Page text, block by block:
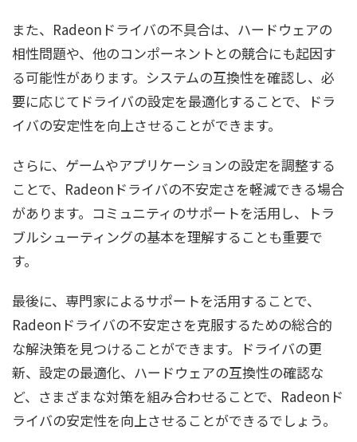
また、Radeonドライバの不具合は、ハードウェアの
相性問題や、他のコンポーネントとの競合にも起因す
る可能性があります。システムの互換性を確認し、必
要に応じてドライバの設定を最適化することで、ドラ
イバの安定性を向上させることができます。
さらに、ゲームやアプリケーションの設定を調整する
ことで、Radeonドライバの不安定さを軽減できる場合
があります。コミュニティのサポートを活用し、トラ
ブルシューティングの基本を理解することも重要で
す。
最後に、専門家によるサポートを活用することで、
Radeonドライバの不安定さを克服するための総合的
な解決策を見つけることができます。ドライバの更
新、設定の最適化、ハードウェアの互換性の確認な
ど、さまざまな対策を組み合わせることで、Radeonド
ライバの安定性を向上させることができるでしょう。